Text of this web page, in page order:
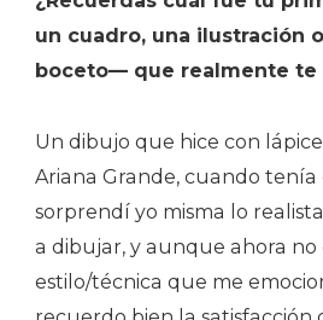
un cuadro, una ilustración
boceto— que realmente te
Un dibujo que hice con
Ariana Grande, cuando tenía
sorprendí yo misma lo
a dibujar, y aunque ahora no
estilo/técnica que me